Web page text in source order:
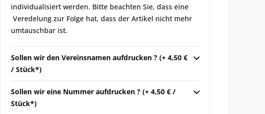
individualisiert werden. Bitte beachten Sie, dass eine
Veredelung zur Folge hat, dass der Artikel nicht mehr
umtauschbar ist.
Sollen wir den Vereinsnamen aufdrucken ? (+ 4,50 €
/ Stück*)
Sollen wir eine Nummer aufdrucken ? (+ 4,50 € /
Stück*)